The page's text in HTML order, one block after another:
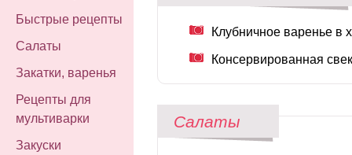
Быстрые рецепты
Салаты
Закатки, варенья
Рецепты для
мультиварки
Закуски
Клубничное варенье в
Консервированная
Салаты